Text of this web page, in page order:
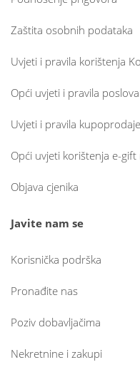
Zaštita osobnih podataka
Uvjeti i pravila korištenja
Opći uvjeti i pravila
Uvjeti i pravila
Opći uvjeti korištenja e-
Objava cjenika
Javite nam se
Korisnička podrška
Pronađite nas
Poziv dobavljačima
Nekretnine i zakupi